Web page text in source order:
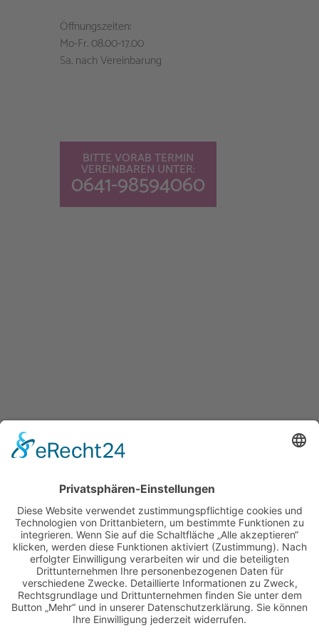
Öffnungszeiten:
Mo-Fr. 08.00-17.00
Sa. nach Vereinbarung
BITTE VORAB TERMIN
VEREINBAREN UNTER:
0641-98594060